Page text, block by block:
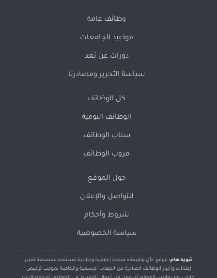
وظائف عامة
مواعيد الجامعات
دورات عن بُعد
سياسة التحرير ومصادرنا
كل الوظائف
الوظائف اليومية
سناب الوظائف
قروب الوظائف
حول الموقع
للتواصل والإعلان
شروط وأحكام
سياسة الخصوصية
تنويه هام: موقع «أي وظيفة» منصة إعلامية وإعلانية مستقلة مخصصة لنشر
إعلانات وأخبار الوظائف الصادرة من الجهات الرسمية والخاصة بموجب ترخيص